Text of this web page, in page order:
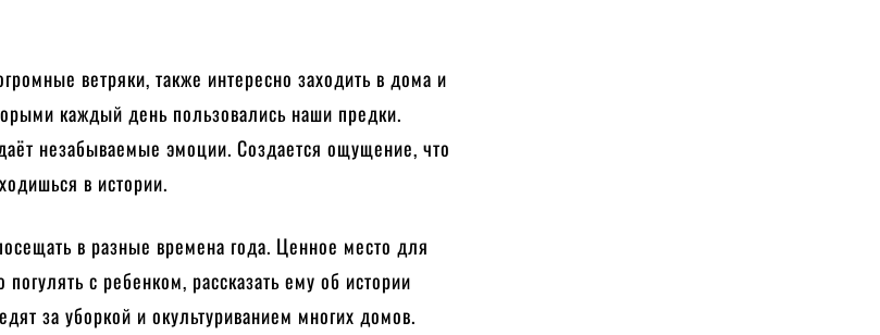
ветряки, также интересно заходить в дома и
каждый день пользовались наши предки.
незабываемые эмоции. Создается ощущение, что
в истории.
в разные времена года. Ценное место для
с ребенком, рассказать ему об истории
за уборкой и окультуриванием многих домов.